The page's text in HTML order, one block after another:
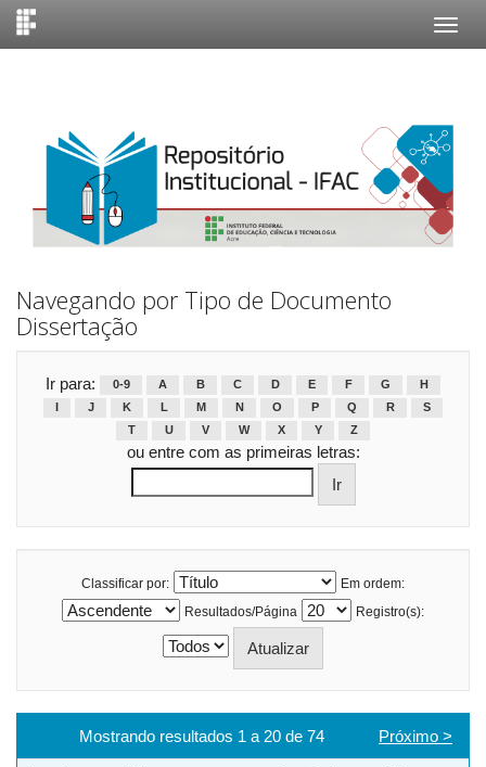
Navegando por Tipo de Documento
Dissertação
Ir para: 0-9 A B C D E F G
H
J K L M N O P Q R
S
T
U V W X Y Z
ou entre com as primeiras letras:
Classificar por:
Em ordem:
Resultados/Página
Registro(s):
Mostrando resultados 1 a 20 de 74 Próximo >